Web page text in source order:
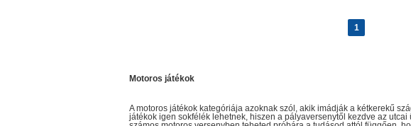
1
Motoros játékok
A motoros játékok kategóriája azoknak szól, akik imádják a kétkerekű
játékok igen sokfélék lehetnek, hiszen a pályaversenytől kezdve az